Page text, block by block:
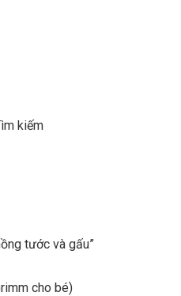
kiếm
tước và gấu”
cho bé)